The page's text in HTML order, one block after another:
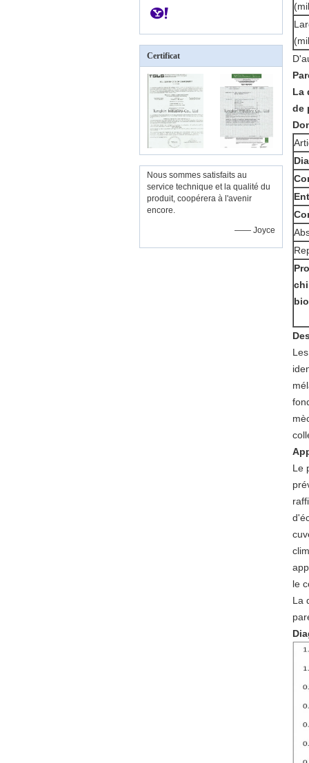
Certificat
Nous sommes satisfaits au
service technique et la qualité du
produit, coopérera à l'avenir
encore.
—— Joyce
La
de
Le
le
La